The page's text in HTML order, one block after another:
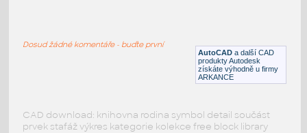
DWG Robotika AutoCAD a další CAD
produkty Autodesk
získáte výhodně u firmy
ARKANCE
Dosud žádné komentáře - buďte první
CAD download: knihovna rodina symbol detail součást
prvek stafáž výkres kategorie kolekce free block library